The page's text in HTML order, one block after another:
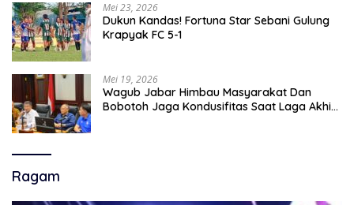
Mei 23, 2026
Dukun Kandas! Fortuna Star Sebani Gulung
Krapyak FC 5-1
Mei 19, 2026
Wagub Jabar Himbau Masyarakat Dan
Bobotoh Jaga Kondusifitas Saat Laga Akhir
Ragam